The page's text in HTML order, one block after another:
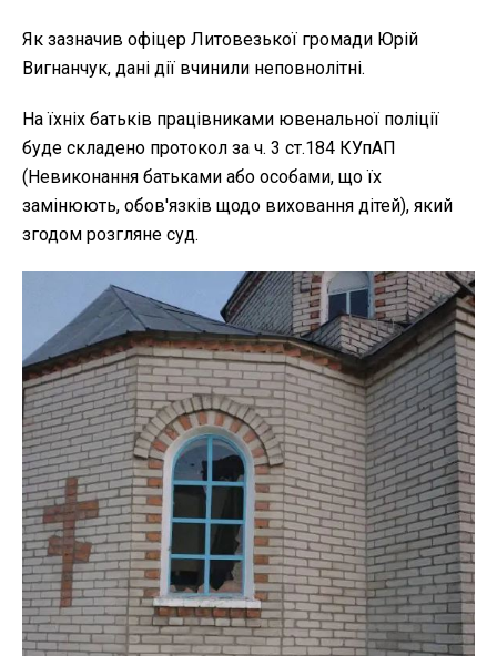
Як зазначив офіцер Литовезької громади Юрій
Вигнанчук, дані дії вчинили неповнолітні.
На їхніх батьків працівниками ювенальної поліції
буде складено протокол за ч. 3 ст.184 КУпАП
(Невиконання батьками або особами, що їх
замінюють, обов'язків щодо виховання дітей), який
згодом розгляне суд.